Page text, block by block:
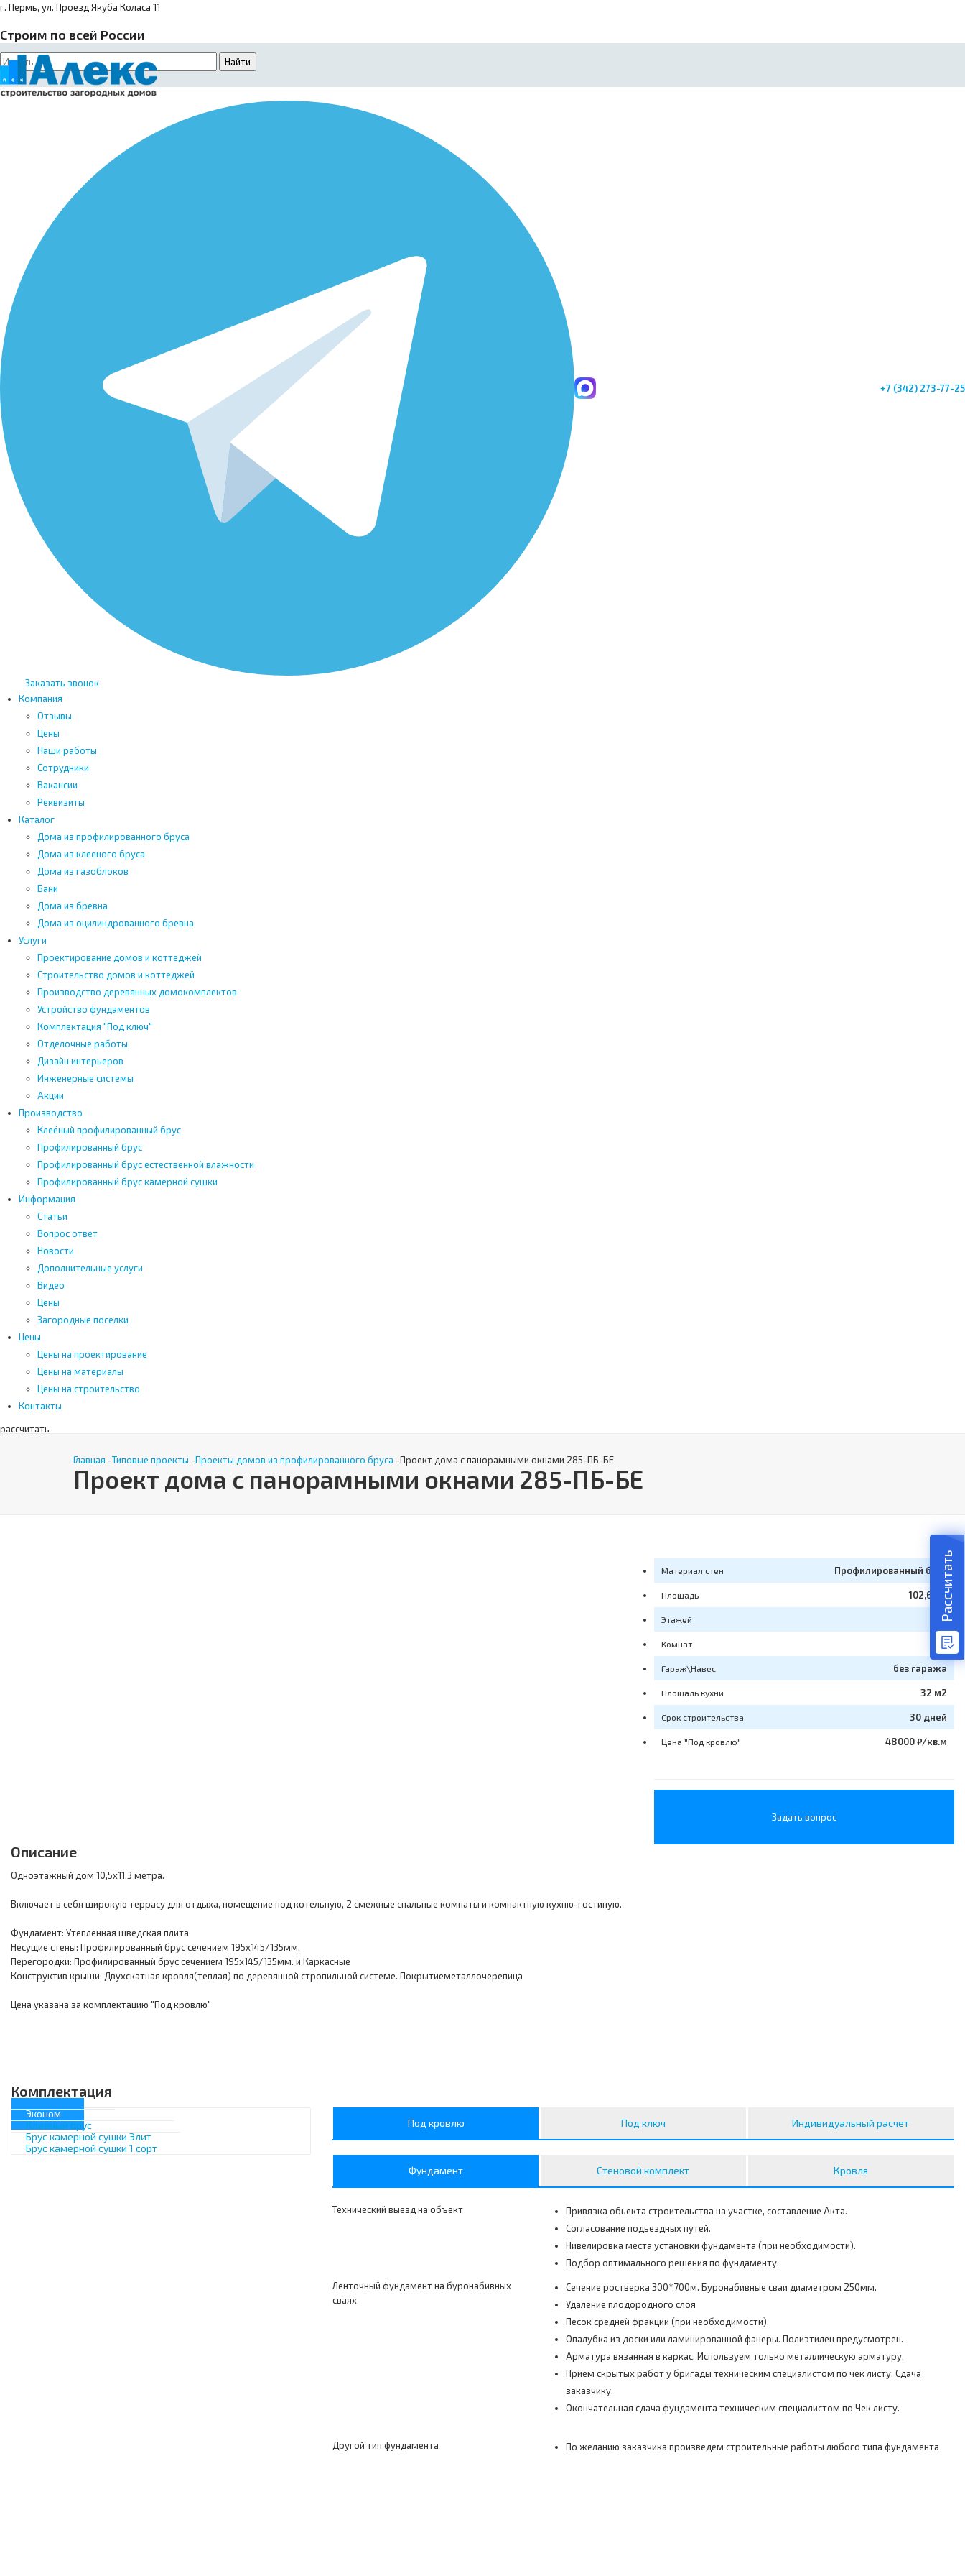
г. Пермь, ул. Проезд Якуба Коласа 11
Строим по всей России
+7 (342) 273-77-25
Заказать звонок
Компания
Отзывы
Цены
Наши работы
Сотрудники
Вакансии
Реквизиты
Каталог
Дома из профилированного бруса
Дома из клееного бруса
Дома из газоблоков
Бани
Дома из бревна
Дома из оцилиндрованного бревна
Услуги
Проектирование домов и коттеджей
Строительство домов и коттеджей
Производство деревянных домокомплектов
Устройство фундаментов
Комплектация "Под ключ"
Отделочные работы
Дизайн интерьеров
Инженерные системы
Акции
Производство
Клеёный профилированный брус
Профилированный брус
Профилированный брус естественной влажности
Профилированный брус камерной сушки
Информация
Статьи
Вопрос ответ
Новости
Дополнительные услуги
Видео
Цены
Загородные поселки
Цены
Цены на проектирование
Цены на материалы
Цены на строительство
Контакты
рассчитать
Главная -Типовые проекты -Проекты домов из профилированного бруса -Проект дома с панорамными окнами 285-ПБ-БЕ
Проект дома с панорамными окнами 285-ПБ-БЕ
Материал стен Профилированный брус
Площадь 102,6 м2
Этажей 1
Комнат 2
Гараж\Навес без гаража
Площаль кухни 32 м2
Срок строительства 30 дней
Цена "Под кровлю" 48000 ₽/кв.м
Задать вопрос
Описание
Одноэтажный дом 10,5х11,3 метра.
Включает в себя широкую террасу для отдыха, помещение под котельную, 2 смежные спальные комнаты и компактную кухню-гостиную.
Фундамент: Утепленная шведская плита
Несущие стены: Профилированный брус сечением 195х145/135мм.
Перегородки: Профилированный брус сечением 195х145/135мм. и Каркасные
Конструктив крыши: Двухскатная кровля(теплая) по деревянной стропильной системе. Покрытиеметаллочерепица
Цена указана за комплектацию "Под кровлю"
Комплектация
Эконом
Клееный брус
Брус камерной сушки Элит
Брус камерной сушки 1 сорт
Под кровлю Под ключ Индивидуальный расчет
Фундамент Стеновой комплект Кровля
Технический выезд на объект
Привязка обьекта строительства на участке, составление Акта.
Согласование подьездных путей.
Нивелировка места установки фундамента (при необходимости).
Подбор оптимального решения по фундаменту.
Ленточный фундамент на буронабивных
сваях
Сечение ростверка 300*700м. Буронабивные сваи диаметром 250мм.
Удаление плодородного слоя
Песок средней фракции (при необходимости).
Опалубка из доски или ламинированной фанеры. Полиэтилен предусмотрен.
Арматура вязанная в каркас. Используем только металлическую арматуру.
Прием скрытых работ у бригады техническим специалистом по чек листу. Сдача
заказчику.
Окончательная сдача фундамента техническим специалистом по Чек листу.
Другой тип фундамента По желанию заказчика произведем строительные работы любого типа фундамента
Рассчитать